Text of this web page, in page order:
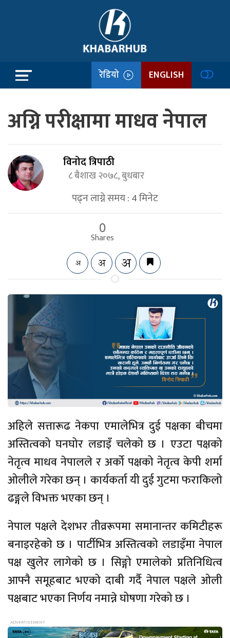
रेडियो ENGLISH
अग्नि परीक्षामा माधव नेपाल
विनोद त्रिपाठी
८ बैशाख २०७८, बुधबार
पढ्न लाग्ने समय :4मिनेट
0
Shares
अहिले सत्तारूढ नेकपा एमालेभित्र दुई पक्षका बीचमा
अस्तित्वको घनघोर लडाइँ चलेको छ । एउटा पक्षको
नेतृत्व माधव नेपालले र अर्को पक्षको नेतृत्व केपी शर्मा
ओलीले गरेका छन् । कार्यकर्ता यी दुई गुटमा फराकिलो
ढङ्गले विभक्त भएका छन् ।
नेपाल पक्षले देशभर तीव्ररूपमा समानान्तर कमिटीहरू
बनाइरहेको छ । पार्टीभित्र अस्तित्वको लडाइँमा नेपाल
पक्ष खुलेर लागेको छ । सिङ्गो एमालेको प्रतिनिधित्व
आफ्नै समूहबाट भएको दाबी गर्दै नेपाल पक्षले ओली
पक्षबाट भएका निर्णय नमान्ने घोषणा गरेको छ ।